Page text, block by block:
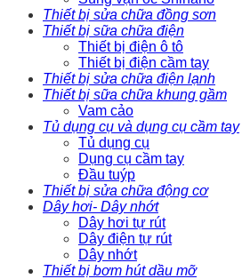
Thiết bị sửa chữa đồng sơn
Thiết bị sữa chữa điện
Thiết bị điện ô tô
Thiết bị điện cầm tay
Thiết bị sửa chữa điện lạnh
Thiết bị sữa chữa khung gầm
Vam cảo
Tủ dụng cụ và dụng cụ cầm tay
Tủ dụng cụ
Dụng cụ cầm tay
Đầu tuýp
Thiết bị sửa chữa động cơ
Dây hơi- Dây nhớt
Dây hơi tự rút
Dây điện tự rút
Dây nhớt
Thiết bị bơm hút dầu mỡ